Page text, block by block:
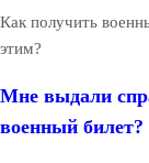
Как получить
этим?
Мне выдали
военный билет?